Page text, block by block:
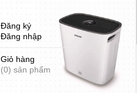
Đăng ký
Đăng nhập
Giỏ hàng
(0) sản phẩm